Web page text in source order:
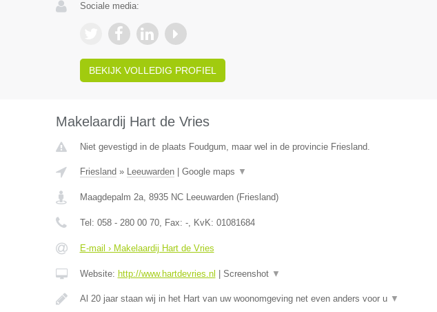
Sociale media:
BEKIJK VOLLEDIG PROFIEL
Makelaardij Hart de Vries
Niet gevestigd in de plaats Foudgum, maar wel in de provincie Friesland.
Friesland » Leeuwarden| Google maps ▼
Maagdepalm 2a, 8935 NC Leeuwarden(Friesland)
Tel: 058 - 280 00 70, Fax: -, KvK: 01081684
E-mail › Makelaardij Hart de Vries
Website: http://www.hartdevries.nl Screenshot ▼
Al 20 jaar staan wij in het Hart van uw woonomgeving net even anders voor u ▼